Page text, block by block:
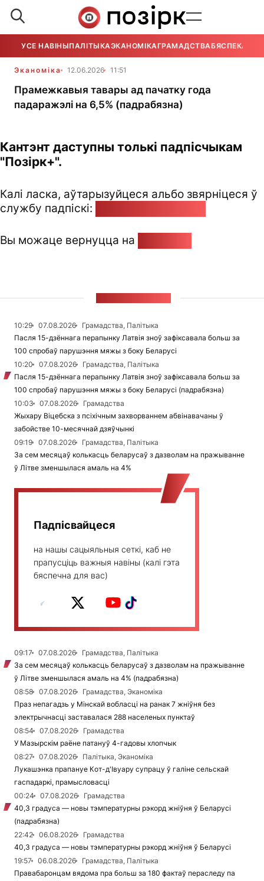
УСЕ НАВІНЫПАЛІТЫКАЭКАНОМІКАГРАМАДСТВАБЯСПЕКА
Эканоміка 12.06.2026 11:51
Прамежкавыя тавары ад пачатку года
падаражэлі на 6,5% (падрабязна)
Кантэнт даступны толькі падпісчыкам
"Позірк+".
Калі ласка, аўтарызуйцеся альбо звярніцеся ў
службу падпіскі:
Вы можаце вернуцца на
10:29 07.08.2026
Грамадства, Палітыка
Пасля 15-дзённага перапынку Латвія зноў зафіксавала больш за
100 спробаў парушэння мяжы з боку Беларусі
10:20
07.08.2026
Грамадства, Палітыка
Пасля 15-дзённага перапынку Латвія зноў зафіксавала больш за
100 спробаў парушэння мяжы з боку Беларусі (падрабязна)
10:03
07.08.2026
Грамадства
Жыхару Віцебска з псіхічным захворваннем абвінавачаны ў
забойстве 10-месячнай дзяўчынкі
09:19
07.08.2026
Грамадства, Палітыка
За сем месяцаў колькасць беларусаў з дазволам на пражыванне
ў Літве зменшылася амаль на 4%
Падпісвайцеся
на нашы сацыяльныя сеткі, каб не
прапусціць важныя навіны (калі гэта
бяспечна для вас)
09:17 07.08.2026
Грамадства, Палітыка
За сем месяцаў колькасць беларусаў з дазволам на пражыванне
ў Літве зменшылася амаль на 4% (падрабязна)
08:58
07.08.2026
Грамадства, Эканоміка
Праз непагадзь у Мінскай вобласці на ранак 7 жніўня без
электрычнасці заставалася 288 населеных пунктаў
08:54
07.08.2026
Грамадства
У Мазырскім раёне патануў 4-гадовы хлопчык
08:27
07.08.2026
Палітыка, Эканоміка
Лукашэнка прапануе Кот-д'Івуару супрацу ў галіне сельскай
гаспадаркі, прамысловасці
00:24
07.08.2026
Грамадства
40,3 градуса — новы тэмпературны рэкорд жніўня ў Беларусі
(падрабязна)
22:42
06.08.2026
Грамадства
40,3 градуса — новы тэмпературны рэкорд жніўня ў Беларусі
19:57
06.08.2026
Грамадства, Палітыка
Правабаронцам вядома пра больш за 180 фактаў пераследу па